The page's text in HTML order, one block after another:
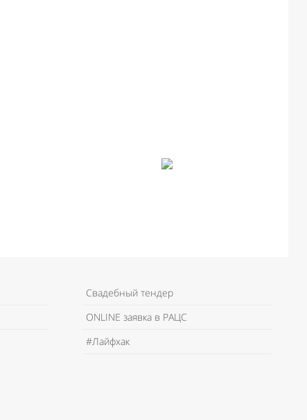
Свадебный тендер
ONLINE заявка в РАЦС
#Лайфхак